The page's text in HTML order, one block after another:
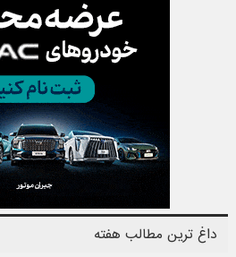
داغ ترین مطالب هفته